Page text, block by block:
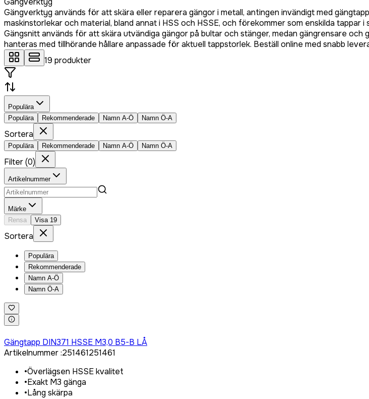
Gängverktyg används för att skära eller reparera gängor i metall, antingen invändigt med
maskinstorlekar och material, bland annat i HSS och HSSE, och förekommer som enskilda
Gängsnitt används för att skära utvändiga gängor på bultar och stänger, medan gängrensare
hanteras med tillhörande hållare anpassade för aktuell tappstorlek. Beställ online med snabb
19 produkter
Populära
Populära
Rekommenderade Namn A-Ö Namn Ö-A
Sortera
Populära Rekommenderade Namn A-Ö Namn Ö-A
Filter(0)
Artikelnummer
Märke
Rensa
Visa 19
Sortera
Populära
Rekommenderade
Namn A-Ö
Namn Ö-A
Gängtapp DIN371 HSSE M3,0 B5-B LÅ
Artikelnummer:251461251461
•Överlägsen HSSE kvalitet
•Exakt M3 gänga
•Lång skärpa